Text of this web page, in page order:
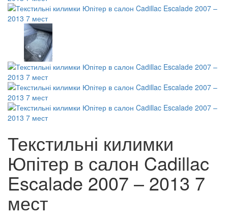
Текстильні килимки
Юпітер в салон Cadillac
Escalade 2007 – 2013 7
мест